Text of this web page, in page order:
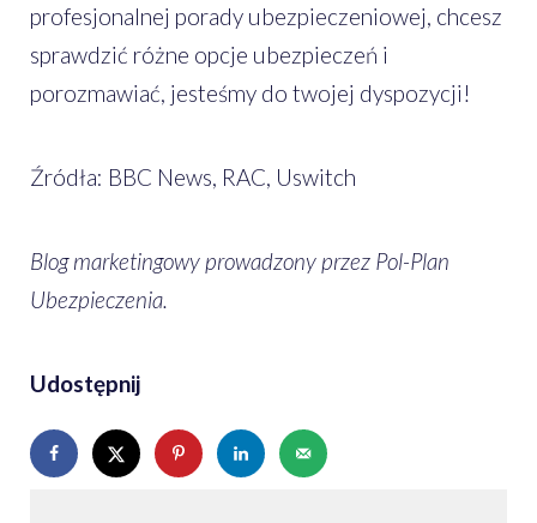
profesjonalnej porady ubezpieczeniowej, chcesz
sprawdzić różne opcje ubezpieczeń i
porozmawiać, jesteśmy do twojej dyspozycji!
Źródła: BBC News, RAC, Uswitch
Blog marketingowy prowadzony przez Pol-Plan
Ubezpieczenia.
Udostępnij